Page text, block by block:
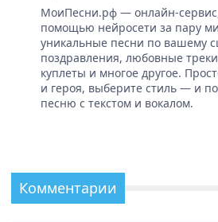
МоиПесни.рф — онлайн-
помощью нейросети за пару
уникальные песни по вашему
поздравления, любовные
куплеты и многое другое.
и героя, выберите стиль — и
песню с текстом и вокалом.
Комментарии